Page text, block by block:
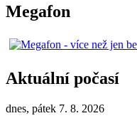
Megafon
Aktuální počasí
dnes, pátek 7. 8. 2026